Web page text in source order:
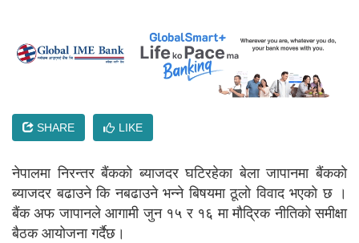
SHARE LIKE
नेपालमा निरन्तर बैंककाे ब्याजदर घटिरहेका बेला जापानमा बैंककाे
ब्याजदर बढाउने कि नबढाउने भन्ने बिषयमा ठूलाे विवाद भएकाे छ ।
बैंक अफ जापानले आगामी जुन १५ र १६ मा मौद्रिक नीतिको समीक्षा
बैठक आयोजना गर्दैछ।